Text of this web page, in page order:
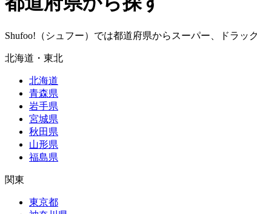
Shufoo!（シュフー）では都道府県からスーパー、ドラッ
北海道・東北
北海道
青森県
岩手県
宮城県
秋田県
山形県
福島県
関東
東京都